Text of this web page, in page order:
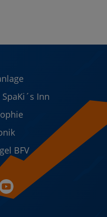
Inn
BFV